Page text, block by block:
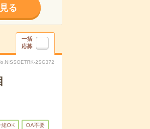
る
一括
応募
2SG372
緒OK OA不要